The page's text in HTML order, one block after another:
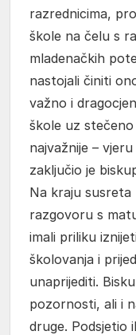
razrednicima,
škole na čelu s
mladenačkih
nastojali činiti
važno i
škole uz
najvažnije –
zaključio je
Na kraju susreta
razgovoru s
imali priliku
školovanja i
unaprijediti.
pozornosti, ali i
druge. Podsjetio